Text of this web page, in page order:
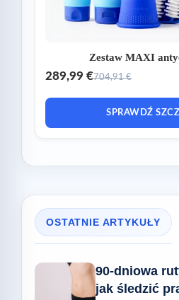
Zestaw MAXI
289,99 €704,91 €
SPRAWDŹ
OSTATNIE ARTYKUŁY
90-dniowa
jak śledzić